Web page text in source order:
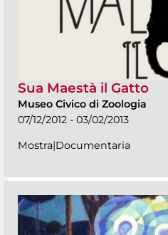
Sua Maestà il Gatto
Museo Civico di Zoologia
07/12/2012 - 03/02/2013
Mostra|Documentaria